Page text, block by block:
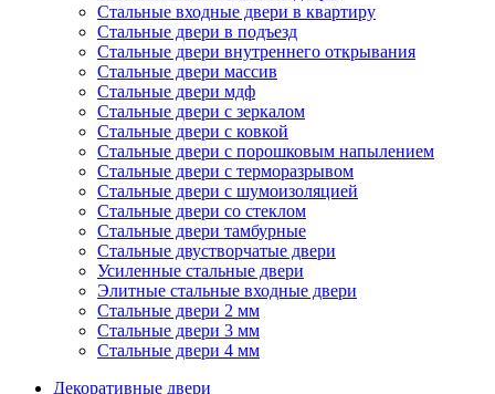
Стальные входные двери в квартиру
Стальные двери в подъезд
Стальные двери внутреннего открывания
Стальные двери массив
Стальные двери мдф
Стальные двери с зеркалом
Стальные двери с ковкой
Стальные двери с порошковым напылением
Стальные двери с терморазрывом
Стальные двери с шумоизоляцией
Стальные двери со стеклом
Стальные двери тамбурные
Стальные двустворчатые двери
Усиленные стальные двери
Элитные стальные входные двери
Стальные двери 2 мм
Стальные двери 3 мм
Стальные двери 4 мм
Декоративные двери